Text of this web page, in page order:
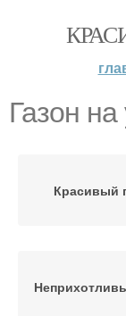
Газон на
Красивый